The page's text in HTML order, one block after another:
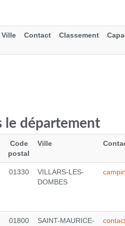
produit
Ville Contact Classement
le département
Code
postal
Ville
01330
VILLARS-LES-
DOMBES
01800
SAINT-MAURICE-